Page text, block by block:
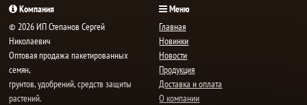
Компания
© 2026 ИП Степанов Сергей
Николаевич
Oптовая продажа пакетированных
семян,
грунтов, удобрений, средств защиты
растений.
Меню
Главная
Новинки
Новости
Продукция
Доставка и оплата
О компании